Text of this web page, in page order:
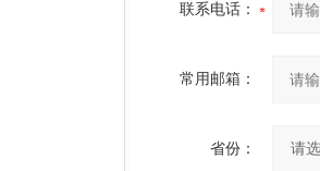
联系电话：
常用邮箱：
省份：